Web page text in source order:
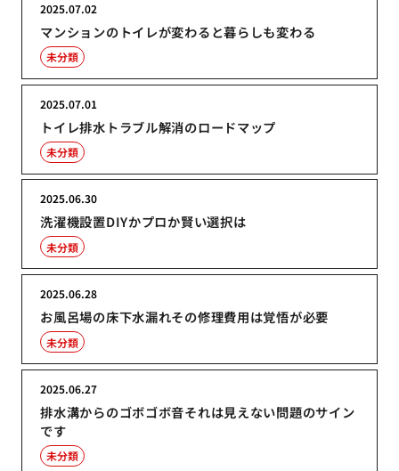
マンションのトイレが変わると暮らしも変わる
2025.07.02
未分類
トイレ排水トラブル解消のロードマップ
2025.07.01
未分類
洗濯機設置DIYかプロか賢い選択は
2025.06.30
未分類
お風呂場の床下水漏れその修理費用は覚悟が必要
2025.06.28
未分類
排水溝からのゴボゴボ音それは見えない問題のサイン
です
2025.06.27
未分類